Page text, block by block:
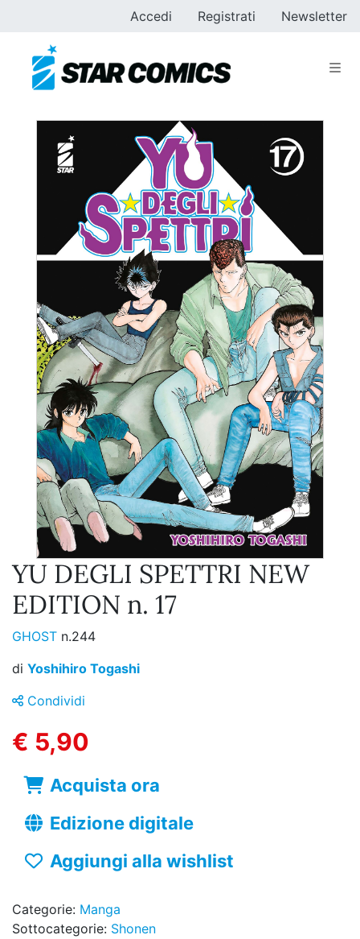
Accedi Registrati Newsletter
YU DEGLI SPETTRI NEW
EDITION n. 17
GHOST n.244
di Yoshihiro Togashi
Condividi
€ 5,90
Acquista ora
Edizione digitale
Aggiungi alla wishlist
Categorie: Manga
Sottocategorie: Shonen